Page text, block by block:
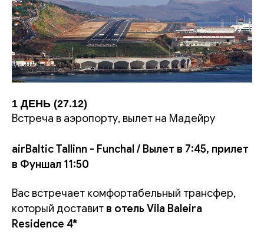
1 ДЕНЬ (27.12)
Встреча в аэропорту, вылет на Мадейру
airBaltic Tallinn - Funchal / Вылет в 7:45, прилет
в Фуншал 11:50
Вас встречает комфортабельный трансфер,
который доставит в отель Vila Baleira
Residence 4*